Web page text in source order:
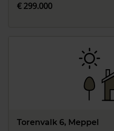
€ 299.000
Torenvalk 6, Meppel